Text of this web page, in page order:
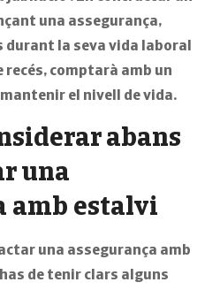
una assegurança,
la seva vida laboral
recés, comptarà amb un
el nivell de vida.
abans
una
amb estalvi
una assegurança amb
de tenir clars alguns